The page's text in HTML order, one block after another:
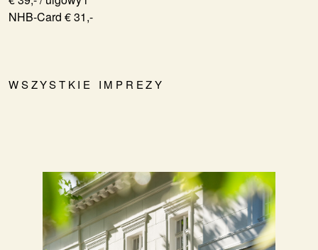
NHB-Card € 31,-
WSZYSTKIE IMPREZY